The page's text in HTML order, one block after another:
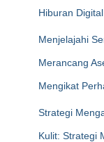
Hiburan
Menjelajahi
Merancang
Mengikat
Strategi
Kulit: Strategi